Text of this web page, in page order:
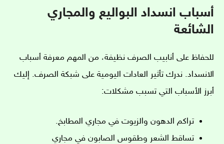
أسباب انسداد البواليع والمجاري
الشائعة
للحفاظ على أنابيب الصرف نظيفة، من المهم معرفة أسباب
الانسداد. ندرك تأثير العادات اليومية على شبكة الصرف. إليك
أبرز الأسباب التي تسبب مشكلات:
تراكم الدهون والزيوت في مجاري المطابخ.
تساقط الشعر وطقوس الصابون في مجاري